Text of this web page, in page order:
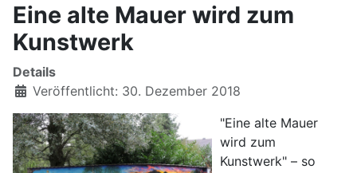
Eine alte Mauer wird zum
Kunstwerk
Details
Veröffentlicht: 30. Dezember 2018
"Eine alte Mauer
wird zum
Kunstwerk" – so